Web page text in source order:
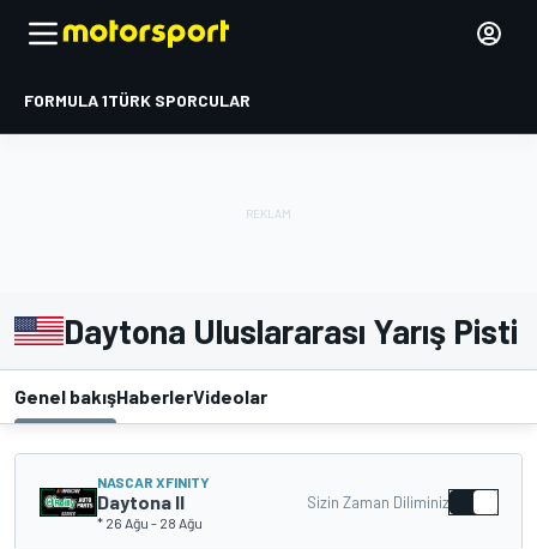
FORMULA 1TÜRK SPORCULAR
Daytona Uluslararası Yarış Pisti
Genel bakışHaberlerVideolar
NASCAR XFINITY
Daytona II
* 26 Ağu - 28 Ağu
Sizin Zaman Diliminiz